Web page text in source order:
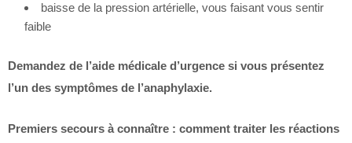
baisse de la pression artérielle, vous faisant vous sentir
faible
Demandez de l’aide médicale d’urgence si vous présentez
l’un des symptômes de l’anaphylaxie.
Premiers secours à connaître : comment traiter les réactions